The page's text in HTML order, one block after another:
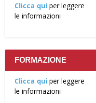
Clicca qui per leggere
le informazioni
FORMAZIONE
Clicca qui per leggere
le informazioni